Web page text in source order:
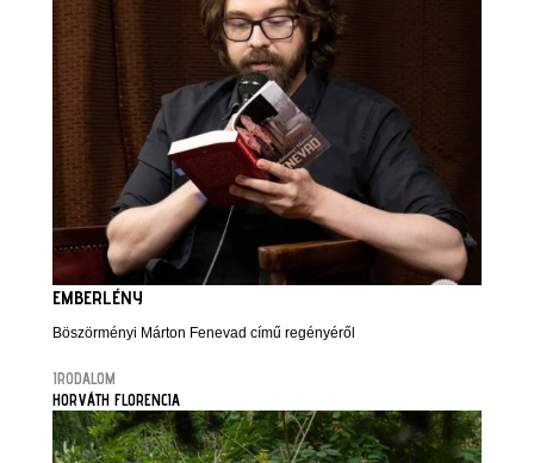
EMBERLÉNY
Böszörményi Márton Fenevad című regényéről
IRODALOM
HORVÁTH FLORENCIA